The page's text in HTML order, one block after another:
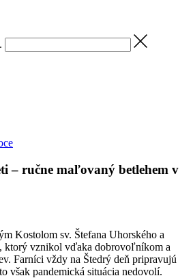
– ručne maľovaný betlehem v
Kostolom sv. Štefana Uhorského a
ktorý vznikol vďaka dobrovoľníkom a
Farníci vždy na Štedrý deň pripravujú
však pandemická situácia nedovolí.